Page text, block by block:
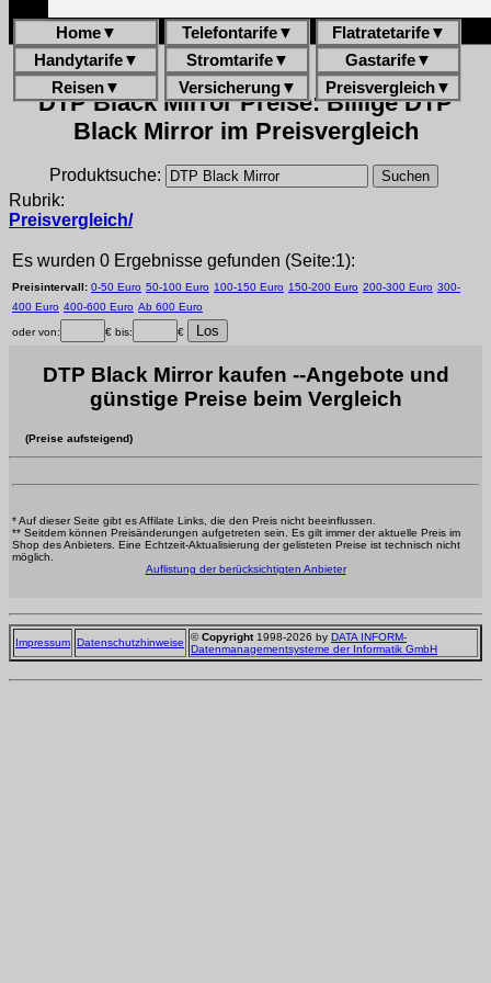
Home▼ Telefontarife▼ Flatratetarife▼
Handytarife▼ Stromtarife▼ Gastarife▼
Reisen▼ Versicherung▼ Preisvergleich▼
DTP Black Mirror Preise: Billige DTP
Black Mirror im Preisvergleich
Produktsuche:
Rubrik:
Preisvergleich/
Es wurden 0 Ergebnisse gefunden (Seite:1):
Preisintervall: 0-50 Euro 50-100 Euro 100-150 Euro 150-200 Euro 200-300 Euro 300-
400 Euro 400-600 Euro Ab 600 Euro
oder von: € bis: €
DTP Black Mirror kaufen --Angebote und
günstige Preise beim Vergleich
(Preise aufsteigend)
* Auf dieser Seite gibt es Affilate Links, die den Preis nicht beeinflussen.
** Seitdem können Preisänderungen aufgetreten sein. Es gilt immer der aktuelle Preis im
Shop des Anbieters. Eine Echtzeit-Aktualisierung der gelisteten Preise ist technisch nicht
möglich.
Auflistung der berücksichtigten Anbieter
Impressum Datenschutzhinweise ©Copyright1998-2026 by DATA INFORM-
Datenmanagementsysteme der Informatik GmbH